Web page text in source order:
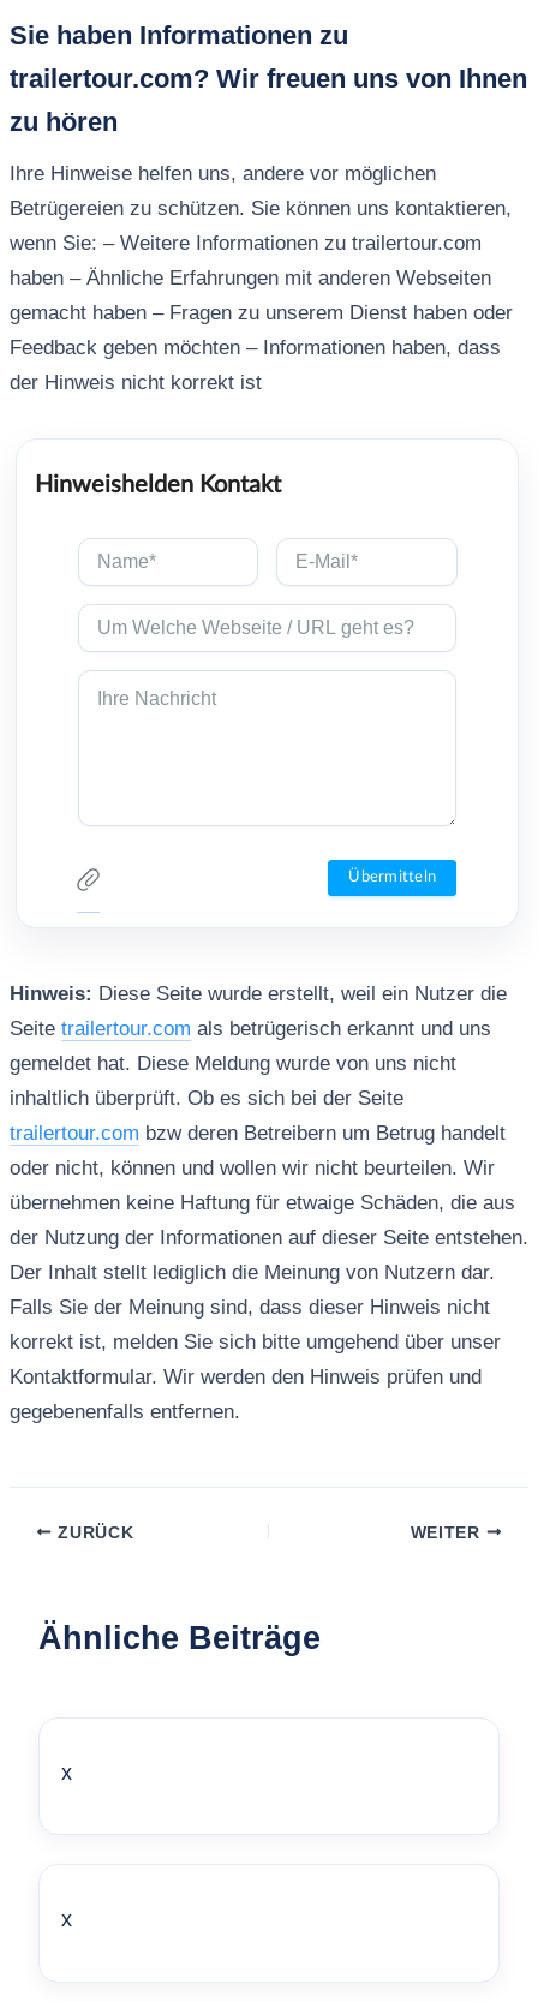
Sie haben Informationen zu
trailertour.com? Wir freuen uns von Ihnen
zu hören
Ihre Hinweise helfen uns, andere vor möglichen
Betrügereien zu schützen. Sie können uns kontaktieren,
wenn Sie: – Weitere Informationen zu trailertour.com
haben – Ähnliche Erfahrungen mit anderen Webseiten
gemacht haben – Fragen zu unserem Dienst haben oder
Feedback geben möchten – Informationen haben, dass
der Hinweis nicht korrekt ist
Hinweishelden Kontakt
Hinweis: Diese Seite wurde erstellt, weil ein Nutzer die
Seite trailertour.com als betrügerisch erkannt und uns
gemeldet hat. Diese Meldung wurde von uns nicht
inhaltlich überprüft. Ob es sich bei der Seite
trailertour.com bzw deren Betreibern um Betrug handelt
oder nicht, können und wollen wir nicht beurteilen. Wir
übernehmen keine Haftung für etwaige Schäden, die aus
der Nutzung der Informationen auf dieser Seite entstehen.
Der Inhalt stellt lediglich die Meinung von Nutzern dar.
Falls Sie der Meinung sind, dass dieser Hinweis nicht
korrekt ist, melden Sie sich bitte umgehend über unser
Kontaktformular. Wir werden den Hinweis prüfen und
gegebenenfalls entfernen.
ZURÜCK WEITER
Ähnliche Beiträge
x
x